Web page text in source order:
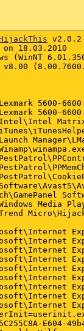
v2.0.2
18.03.2010
(WinNT
5600-
5600-
Matrix
Media
E604-